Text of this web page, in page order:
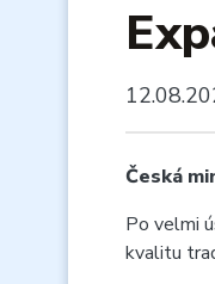
Česká
Po velmi
kvalitu